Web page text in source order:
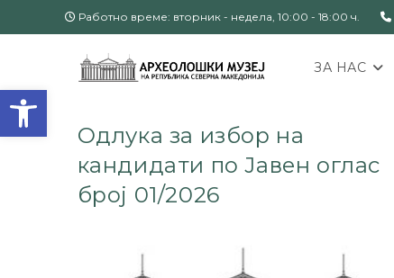
Open toolbar
Работно време: вторник - недела, 10:00 - 18:00 ч.
ЗА НАС
Одлука за избор на
кандидати по Јавен оглас
број 01/2026